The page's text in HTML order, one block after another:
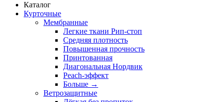
Каталог
Курточные
Мембранные
Легкие ткани Рип-стоп
Средняя плотность
Повышенная прочность
Принтованная
Диагональная Нордвик
Peach-эффект
Больше →
Ветрозащитные